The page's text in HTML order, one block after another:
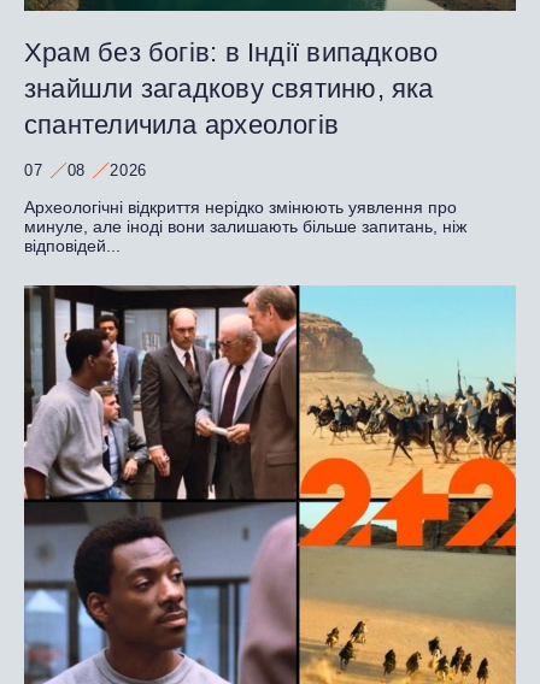
Храм без богів: в Індії випадково
знайшли загадкову святиню, яка
спантеличила археологів
07 08 2026
Археологічні відкриття нерідко змінюють уявлення про
минуле, але іноді вони залишають більше запитань, ніж
відповідей...